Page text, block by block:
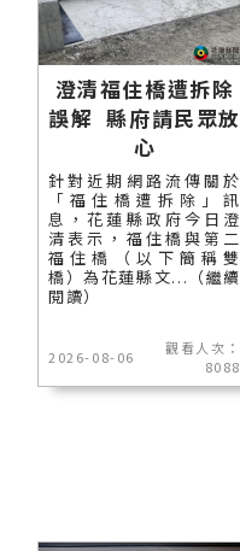
澄清福住橋遭拆除
誤解 縣府請民眾放
心
針對近期網路流傳關於
「福住橋遭拆除」訊
息，花蓮縣政府今日澄
清表示，福住橋與第二
福住橋（以下簡稱雙
橋）為花蓮縣文...（繼續
閱讀）
2026-08-06
觀看人次：
8088